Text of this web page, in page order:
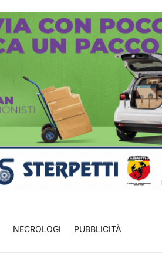
NECROLOGI PUBBLICITÀ